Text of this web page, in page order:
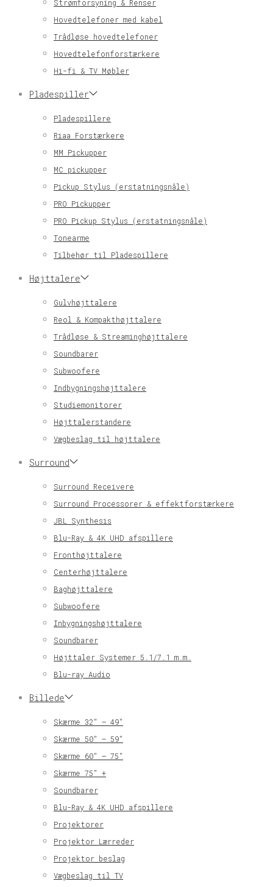
Strømforsyning & Renser
Hovedtelefoner med kabel
Trådløse hovedtelefoner
Hovedtelefonforstærkere
Hi-fi & TV Møbler
Pladespiller
Pladespillere
Riaa Forstærkere
MM Pickupper
MC pickupper
Pickup Stylus (erstatningsnåle)
PRO Pickupper
PRO Pickup Stylus (erstatningsnåle)
Tonearme
Tilbehør til Pladespillere
Højttalere
Gulvhøjttalere
Reol & Kompakthøjttalere
Trådløse & Streaminghøjttalere
Soundbarer
Subwoofere
Indbygningshøjttalere
Studiemonitorer
Højttalerstandere
Vægbeslag til højttalere
Surround
Surround Receivere
Surround Processorer & effektforstærkere
JBL Synthesis
Blu-Ray & 4K UHD afspillere
Fronthøjttalere
Centerhøjttalere
Baghøjttalere
Subwoofere
Inbygningshøjttalere
Soundbarer
Højttaler Systemer 5.1/7.1 m.m.
Blu-ray Audio
Billede
Skærme 32″ – 49″
Skærme 50″ – 59″
Skærme 60″ – 75″
Skærme 75″ +
Soundbarer
Blu-Ray & 4K UHD afspillere
Projektorer
Projektor Lærreder
Projektor beslag
Vægbeslag til TV